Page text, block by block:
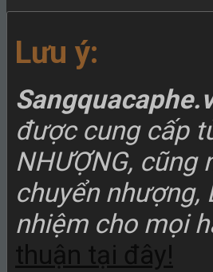
Lưu ý:
được cung cấp
NHƯỢNG, cũng
chuyển nhượng,
nhiệm cho mọi
thuận tại đây!